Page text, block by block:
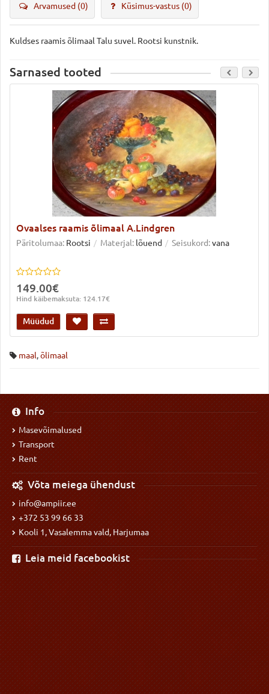
Arvamused (0) Küsimus-vastus (0)
Kuldses raamis õlimaal Talu suvel. Rootsi kunstnik.
Sarnased tooted
Ovaalses raamis õlimaal A.Lindgren
Päritolumaa: Rootsi Materjal: lõuend Seisukord:vana
149.00€
Hind käibemaksuta: 124.17€
Müüdud
maal,õlimaal
Info
Masevõimalused
Transport
Rent
Võta meiega ühendust
info@ampiir.ee
+372 53 99 66 33
Kooli 1, Vasalemma vald, Harjumaa
Leia meid facebookist